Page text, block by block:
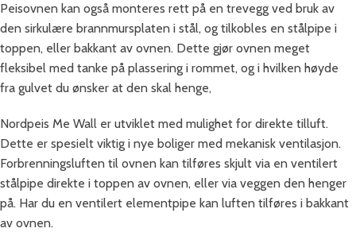
Peisovnen kan også monteres rett på en trevegg ved bruk av
den sirkulære brannmursplaten i stål, og tilkobles en stålpipe i
toppen, eller bakkant av ovnen. Dette gjør ovnen meget
fleksibel med tanke på plassering i rommet, og i hvilken høyde
fra gulvet du ønsker at den skal henge,
Nordpeis Me Wall er utviklet med mulighet for direkte tilluft.
Dette er spesielt viktig i nye boliger med mekanisk ventilasjon.
Forbrenningsluften til ovnen kan tilføres skjult via en ventilert
stålpipe direkte i toppen av ovnen, eller via veggen den henger
på. Har du en ventilert elementpipe kan luften tilføres i bakkant
av ovnen.